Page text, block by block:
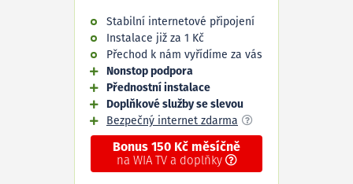
Stabilní internetové připojení
Instalace již za 1 Kč
Přechod k nám vyřídíme za vás
Nonstop podpora
Přednostní instalace
Doplňkové služby se slevou
Bezpečný internet zdarma
Bonus 150 Kč měsíčně
na WIA TV a doplňky